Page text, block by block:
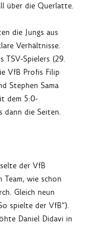
über die Querlatte.
die Jungs aus
Verhältnisse.
TSV-Spielers (29.
VfB Profis Filip
Stephen Sama
dem 5:0-
dann die Seiten.
der VfB
wie schon
Gleich neun
spielte der VfB“).
Daniel Didavi in